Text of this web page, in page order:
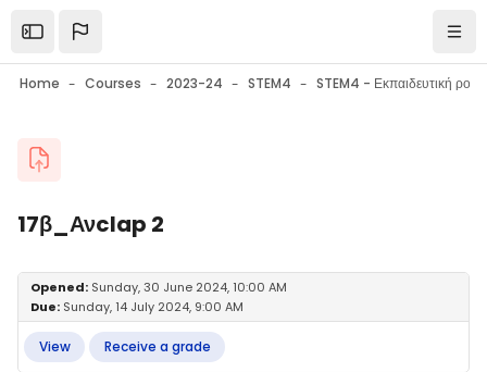
Open the sidebar
Home Courses 2023-24 STEM4
Blocks
17β_Ανclap 2
Blocks
Completion requirements
Opened: Sunday, 30 June 2024, 10:00 AM
Due: Sunday, 14 July 2024, 9:00 AM
View Receive a grade